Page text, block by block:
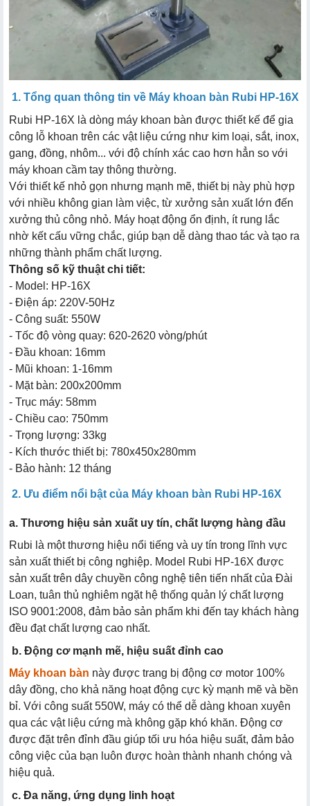
1. Tổng quan thông tin về Máy khoan bàn Rubi HP-16X
Rubi HP-16X là dòng máy khoan bàn được thiết kế để gia
công lỗ khoan trên các vật liệu cứng như kim loại, sắt, inox,
gang, đồng, nhôm... với độ chính xác cao hơn hẳn so với
máy khoan cầm tay thông thường.
Với thiết kế nhỏ gọn nhưng mạnh mẽ, thiết bị này phù hợp
với nhiều không gian làm việc, từ xưởng sản xuất lớn đến
xưởng thủ công nhỏ. Máy hoạt động ổn định, ít rung lắc
nhờ kết cấu vững chắc, giúp bạn dễ dàng thao tác và tạo ra
những thành phẩm chất lượng.
Thông số kỹ thuật chi tiết:
- Model: HP-16X
- Điện áp: 220V-50Hz
- Công suất: 550W
- Tốc độ vòng quay: 620-2620 vòng/phút
- Đầu khoan: 16mm
- Mũi khoan: 1-16mm
- Mặt bàn: 200x200mm
- Trục máy: 58mm
- Chiều cao: 750mm
- Trọng lượng: 33kg
- Kích thước thiết bị: 780x450x280mm
- Bảo hành: 12 tháng
2. Ưu điểm nổi bật của Máy khoan bàn Rubi HP-16X
a. Thương hiệu sản xuất uy tín, chất lượng hàng đầu
Rubi là một thương hiệu nổi tiếng và uy tín trong lĩnh vực
sản xuất thiết bị công nghiệp. Model Rubi HP-16X được
sản xuất trên dây chuyền công nghệ tiên tiến nhất của Đài
Loan, tuân thủ nghiêm ngặt hệ thống quản lý chất lượng
ISO 9001:2008, đảm bảo sản phẩm khi đến tay khách hàng
đều đạt chất lượng cao nhất.
b. Động cơ mạnh mẽ, hiệu suất đỉnh cao
Máy khoan bàn này được trang bị động cơ motor 100%
dây đồng, cho khả năng hoạt động cực kỳ mạnh mẽ và bền
bỉ. Với công suất 550W, máy có thể dễ dàng khoan xuyên
qua các vật liệu cứng mà không gặp khó khăn. Động cơ
được đặt trên đỉnh đầu giúp tối ưu hóa hiệu suất, đảm bảo
công việc của bạn luôn được hoàn thành nhanh chóng và
hiệu quả.
c. Đa năng, ứng dụng linh hoạt